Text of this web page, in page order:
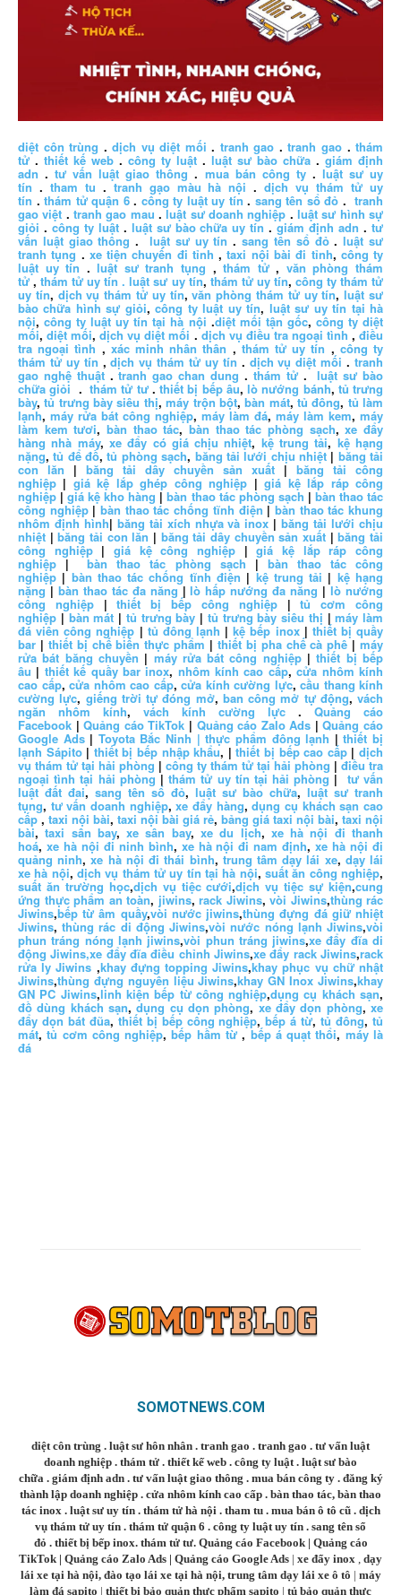
diệt côn trùng .dịch vụ diệt mối . tranh gao .tranh gao .thám
tử . thiết kế web . công ty luật . luật sư bào chữa . giám định
adn .tư vấn luật giao thông . mua bán công ty. luật sư uy
tín . tham tu . tranh gạo màu hà nội .dịch vụ thám tử uy
tín .thám tử quận 6. công ty luật uy tín . sang tên sổ đỏ .tranh
gao việt .tranh gao mau .luật sư doanh nghiệp .luật sư hình sự
giỏi . công ty luật. luật sư bào chữa uy tín .giám định adn .tư
vấn luật giao thông . luật sư uy tín .sang tên sổ đỏ.luật sư
tranh tụng . xe tiện chuyến đi tỉnh ,taxi nội bài đi tỉnh, công ty
luật uy tín .luật sư tranh tụng ,thám tử, văn phòng thám
tử ,thám tử uy tín . luật sư uy tín, thám tử uy tín, công ty thám tử
uy tín, dịch vụ thám tử uy tín,văn phòng thám tử uy tín,luật sư
bào chữa hình sự giỏi,công ty luật uy tín, luật sư uy tín tại hà
nội,công ty luật uy tín tại hà nội .diệt mối tận gốc, công ty diệt
mối,diệt mối,dịch vụ diệt mối . dịch vụ điều tra ngoại tình ,điều
tra ngoại tình , xác minh nhân thân , thám tử uy tín , công ty
thám tử uy tín ,dịch vụ thám tử uy tín . dịch vụ diệt mối .tranh
gao nghệ thuật.tranh gao chan dung . thám tử.luật sư bào
chữa giỏi .thám tử tư.thiết bị bếp âu,lò nướng bánh, tủ trưng
bày,tủ trưng bày siêu thị,máy trộn bột,bàn mát, tủ đông, tủ làm
lạnh, máy rửa bát công nghiệp, máy làm đá, máy làm kem, máy
làm kem tươi,bàn thao tác,bàn thao tác phòng sạch,xe đẩy
hàng nhà máy, xe đẩy có giá chịu nhiệt, kệ trung tải, kệ hạng
nặng,tủ để đồ,tủ phòng sạch, băng tải lưới chịu nhiệt| băng tải
con lăn | băng tải dây chuyền sản xuất | băng tải công
nghiệp | giá kệ lắp ghép công nghiệp |giá kệ lắp ráp công
nghiệp |giá kệ kho hàng |bàn thao tác phòng sạch | bàn thao tác
công nghiệp|bàn thao tác chống tĩnh điện | bàn thao tác khung
nhôm định hình| băng tải xích nhựa và inox |băng tải lưới chịu
nhiệt |băng tải con lăn | băng tải dây chuyền sản xuất |băng tải
công nghiệp|giá kệ công nghiệp |giá kệ lắp ráp công
nghiệp |bàn thao tác phòng sạch | bàn thao tác công
nghiệp | bàn thao tác chống tĩnh điện | kệ trung tải | kệ hạng
nặng | bàn thao tác đa năng |lò hấp nướng đa năng |lò nướng
công nghiệp|thiết bị bếp công nghiệp|tủ cơm công
nghiệp | bàn mát | tủ trưng bày | tủ trưng bày siêu thị |máy làm
đá viên công nghiệp | tủ đông lạnh |kệ bếp inox| thiết bị quầy
bar | thiết bị chế biến thực phẩm | thiết bị pha chế cà phê | máy
rửa bát băng chuyền | máy rửa bát công nghiệp|thiết bị bếp
âu | thiết kế quầy bar inox, nhôm kính cao cấp,cửa nhôm kính
cao cấp, cửa nhôm cao cấp, cửa kính cường lực, cầu thang kính
cường lực, giếng trời tự đóng mở, ban công mở tự động, vách
ngăn nhôm kính, vách kính cường lực . Quảng cáo
Facebook |Quảng cáo TikTok | Quảng cáo Zalo Ads |Quảng cáo
Google Ads| Toyota Bắc Ninh | thực phẩm đông lạnh |thiết bị
lạnh Sápito | thiết bị bếp nhập khẩu, |thiết bị bếp cao cấp|dịch
vụ thám tử tại hải phòng | công ty thám tử tại hải phòng | điều tra
ngoại tình tại hải phòng |thám tử uy tín tại hải phòng | tư vấn
luật đất đai, sang tên sổ đỏ, luật sư bào chữa, luật sư tranh
tụng, tư vấn doanh nghiệp,xe đẩy hàng,dụng cụ khách sạn cao
cấp , taxi nội bài, taxi nội bài giá rẻ, bảng giá taxi nội bài, taxi nội
bài,taxi sân bay,xe sân bay,xe du lịch, xe hà nội đi thanh
hoá, xe hà nội đi ninh bình, xe hà nội đi nam định,xe hà nội đi
quảng ninh,xe hà nội đi thái bình, trung tâm dạy lái xe, dạy lái
xe hà nội,dịch vụ thám tử uy tín tại hà nội,suất ăn công nghiệp,
suất ăn trường học,dịch vụ tiệc cưới,dịch vụ tiệc sự kiện,cung
ứng thực phẩm an toàn, jiwins, rack Jiwins, vòi Jiwins,thùng rác
Jiwins,bếp từ âm quầy,vòi nước jiwins,thùng đựng đá giữ nhiệt
Jiwins,thùng rác di động Jiwins,vòi nước nóng lạnh Jiwins,vòi
phun tráng nóng lạnh jiwins,vòi phun tráng jiwins,xe đẩy đĩa di
động Jiwins,xe đẩy đĩa điều chỉnh Jiwins,xe đẩy rack Jiwins,rack
rửa ly Jiwins ,khay đựng topping Jiwins,khay phục vụ chữ nhật
Jiwins,thùng đựng nguyên liệu Jiwins,khay GN Inox Jiwins,khay
GN PC Jiwins,linh kiện bếp từ công nghiệp,dụng cụ khách sạn,
đồ dùng khách sạn,dụng cụ dọn phòng, xe đẩy dọn phòng,xe
đẩy dọn bát đũa, thiết bị bếp công nghiệp,bếp á từ,tủ đông,tủ
mát,tủ cơm công nghiệp,bếp hầm từ , bếp á quạt thổi, máy là
đá
SOMOTNEWS.COM
diệt côn trùng . luật sư hôn nhân . tranh gao . tranh gao . tư vấn luật
doanh nghiệp . thám tử . thiết kế web . công ty luật. luật sư bào
chữa. giám định adn. tư vấn luật giao thông . mua bán công ty. đăng ký
thành lập doanh nghiệp . cửa nhôm kính cao cấp . bàn thao tác, bàn thao
tác inox. luật sư uy tín. thám tử hà nội. tham tu. mua bán ô tô cũ. dịch
vụ thám tử uy tín . thám tử quận 6 . công ty luật uy tín . sang tên sổ
đỏ . thiết bị bếp inox. thám tử tư. Quảng cáo Facebook| Quảng cáo
TikTok | Quảng cáo Zalo Ads | Quảng cáo Google Ads | xe đẩy inox , dạy
lái xe tại hà nội, đào tạo lái xe tại hà nội, trung tâm dạy lái xe ô tô | máy
làm đá sapito | thiết bị bảo quản thực phẩm sapito | tủ bảo quản thực